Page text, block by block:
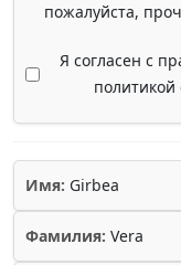
пожалуйста,
Я согласен с
политикой
Имя: Girbea
Фамилия: Vera